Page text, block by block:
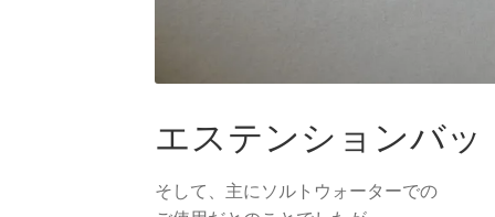
エステンションバッ
そして、主にソルトウォーターでの